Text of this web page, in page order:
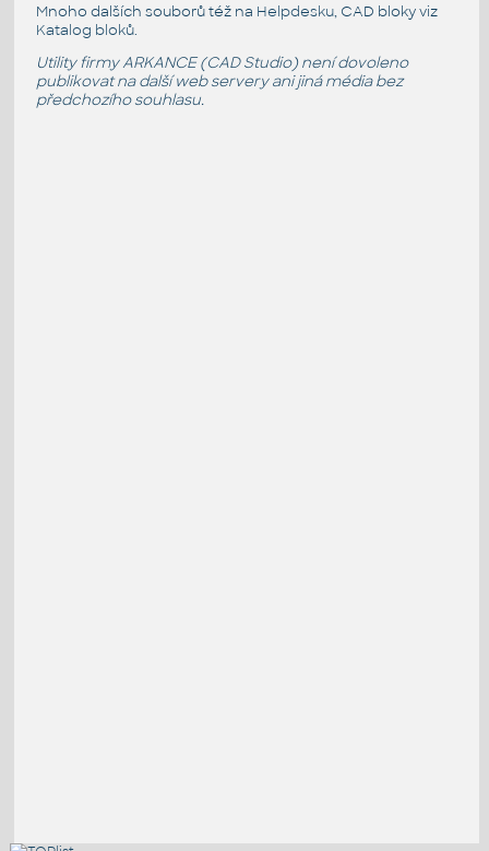
Mnoho dalších souborů též na Helpdesku, CAD bloky viz
Katalog bloků.
Utility firmy ARKANCE (CAD Studio) není dovoleno
publikovat na další web servery ani jiná média bez
předchozího souhlasu.